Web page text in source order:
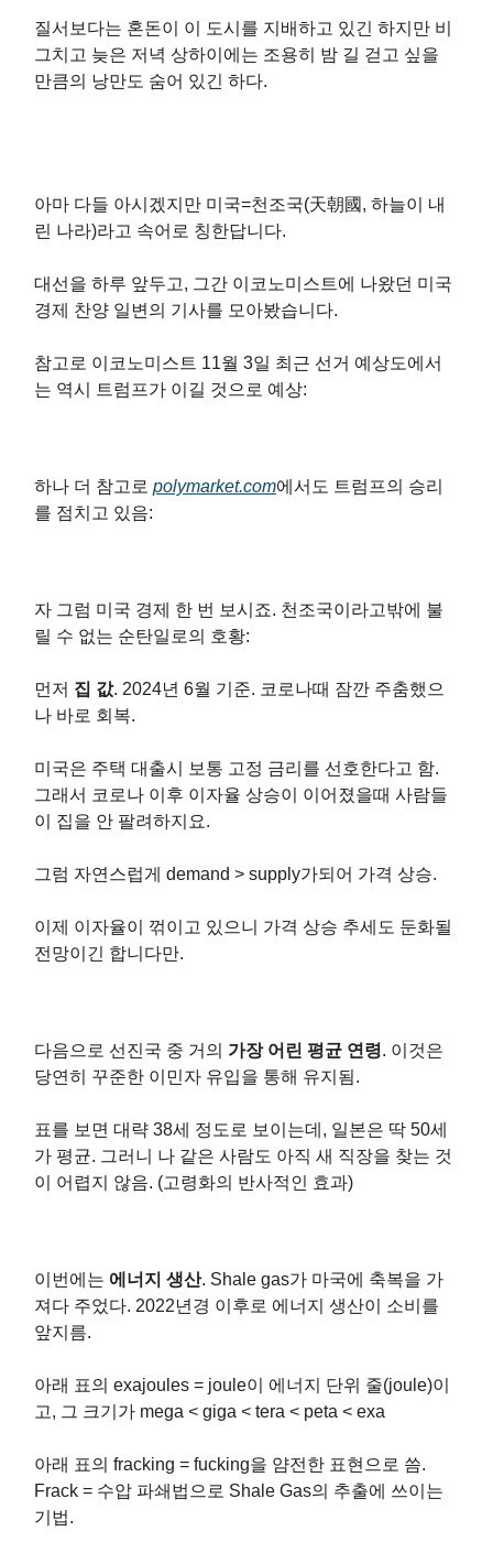
질서보다는 혼돈이 이 도시를 지배하고 있긴 하지만 비
그치고 늦은 저녁 상하이에는 조용히 밤 길 걷고 싶을
만큼의 낭만도 숨어 있긴 하다.
아마 다들 아시겠지만 미국=천조국(天朝國, 하늘이 내
린 나라)라고 속어로 칭한답니다.
대선을 하루 앞두고, 그간 이코노미스트에 나왔던 미국
경제 찬양 일변의 기사를 모아봤습니다.
참고로 이코노미스트 11월 3일 최근 선거 예상도에서
는 역시 트럼프가 이길 것으로 예상:
하나 더 참고로 polymarket.com에서도 트럼프의 승리
를 점치고 있음:
자 그럼 미국 경제 한 번 보시죠. 천조국이라고밖에 불
릴 수 없는 순탄일로의 호황:
먼저 집 값. 2024년 6월 기준. 코로나때 잠깐 주춤했으
나 바로 회복.
미국은 주택 대출시 보통 고정 금리를 선호한다고 함.
그래서 코로나 이후 이자율 상승이 이어졌을때 사람들
이 집을 안 팔려하지요.
그럼 자연스럽게 demand > supply가되어 가격 상승.
이제 이자율이 꺾이고 있으니 가격 상승 추세도 둔화될
전망이긴 합니다만.
다음으로 선진국 중 거의 가장 어린 평균 연령. 이것은
당연히 꾸준한 이민자 유입을 통해 유지됨.
표를 보면 대략 38세 정도로 보이는데, 일본은 딱 50세
가 평균. 그러니 나 같은 사람도 아직 새 직장을 찾는 것
이 어렵지 않음. (고령화의 반사적인 효과)
이번에는 에너지 생산. Shale gas가 마국에 축복을 가
져다 주었다. 2022년경 이후로 에너지 생산이 소비를
앞지름.
아래 표의 exajoules = joule이 에너지 단위 줄(joule)이
고, 그 크기가 mega < giga < tera < peta < exa
아래 표의 fracking = fucking을 얌전한 표현으로 씀.
Frack = 수압 파쇄법으로 Shale Gas의 추출에 쓰이는
기법.